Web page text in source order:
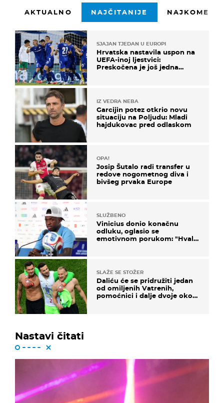
AKTUALNO NAJČITANIJE
SJAJAN TJEDAN U EUROPI
Hrvatska nastavila uspon na
UEFA-inoj ljestvici:
Preskočena je još jedna
IZ VEDRA NEBA
Garcijin potez otkrio novu
situaciju na Poljudu: Mladi
hajdukovac pred odlaskom
OPA!
Josip Šutalo radi transfer u
redove nogometnog diva i
bivšeg prvaka Europe
SLUŽBENO
Vinicius donio konačnu
odluku, oglasio se
emotivnom porukom: "Hvala
SLAŽE SE STOŽER
Daliću će se pridružiti jedan
od omiljenih Vatrenih,
pomoćnici i dalje dvoje oko
Nastavi čitati